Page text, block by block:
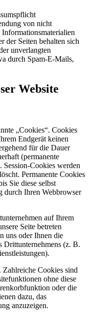
von nicht
der Seiten behalten sich
unverlangten
durch Spam-E-Mails,
Website
„Cookies“. Cookies
Endgerät keinen
für die Dauer
(permanente
Session-Cookies werden
Permanente Cookies
Sie diese selbst
durch Ihren Webbrowser
auf Ihrem
Seite betreten
uns oder Ihnen die
Drittunternehmens (z. B.
Zahlreiche Cookies sind
ohne diese
oder die
dazu, das
anzuzeigen.